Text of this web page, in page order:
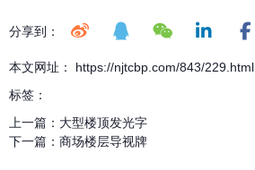
分享到：
本文网址： https://njtcbp.com/843/229.html
标签：
上一篇： 大型楼顶发光字
下一篇： 商场楼层导视牌